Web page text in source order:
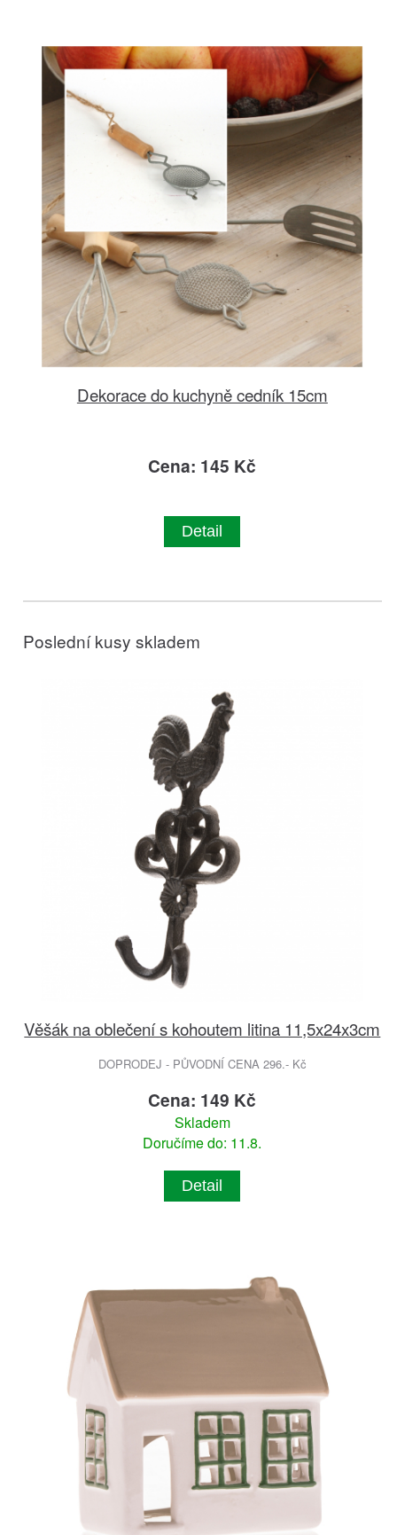
Dekorace do kuchyně cedník 15cm
Cena: 145 Kč
Detail
Poslední kusy skladem
Věšák na oblečení s kohoutem litina 11,5x24x3cm
DOPRODEJ - PŮVODNÍ CENA 296.- Kč
Cena: 149 Kč
Skladem
Doručíme do: 11.8.
Detail